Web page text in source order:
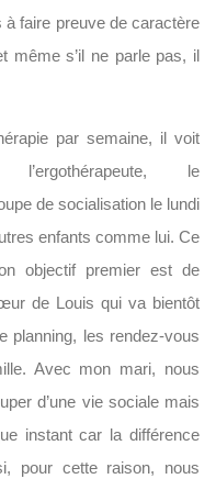
à faire preuve de caractère
même s’il ne parle pas, il
par semaine, il voit
l’ergothérapeute, le
de socialisation le lundi
enfants comme lui. Ce
objectif premier est de
de Louis qui va bientôt
planning, les rendez-vous
Avec mon mari, nous
d’une vie sociale mais
instant car la différence
pour cette raison, nous